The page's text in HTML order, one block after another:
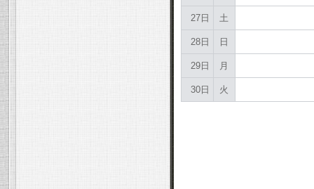
27日 土
28日 日
29日 月
30日 火